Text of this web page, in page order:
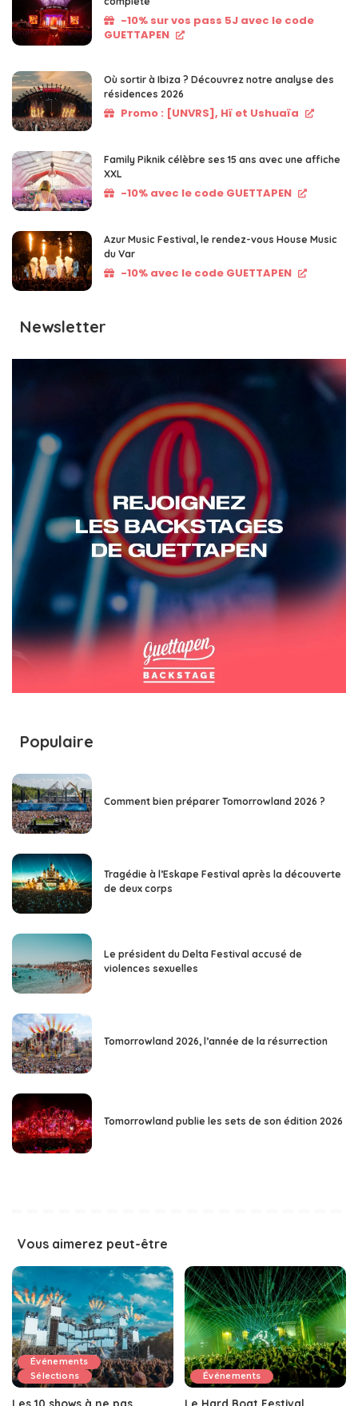
-10% sur vos pass 5J avec le code
GUETTAPEN
Où sortir à Ibiza ? Découvrez notre analyse des
résidences 2026
Promo : [UNVRS], Hï et Ushuaïa
Family Piknik célèbre ses 15 ans avec une affiche
XXL
-10% avec le code GUETTAPEN
Azur Music Festival, le rendez-vous House Music
du Var
-10% avec le code GUETTAPEN
Newsletter
Populaire
Comment bien préparer Tomorrowland 2026 ?
Tragédie à l’Eskape Festival après la découverte
de deux corps
Le président du Delta Festival accusé de
violences sexuelles
Tomorrowland 2026, l’année de la résurrection
Tomorrowland publie les sets de son édition 2026
Vous aimerez peut-être
Événements
Sélections
Les 10 shows à ne pas
Événements
Le Hard Boat Festival